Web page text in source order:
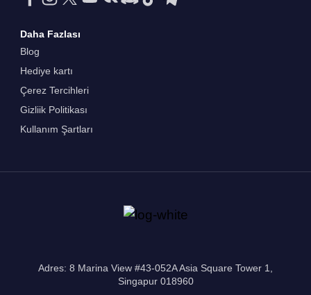
Daha Fazlası
Blog
Hediye kartı
Çerez Tercihleri
Gizliik Politikası
Kullanım Şartları
Adres: 8 Marina View #43-052A Asia Square Tower 1,
Singapur 018960